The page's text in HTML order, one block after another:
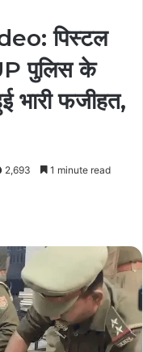
पिस्टल
पुलिस के
भारी फजीहत,
2,693 1 minute read